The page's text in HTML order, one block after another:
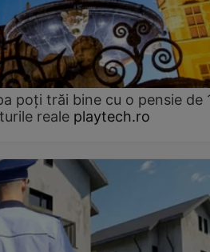
poți trăi bine cu o pensie de
reale playtech.ro